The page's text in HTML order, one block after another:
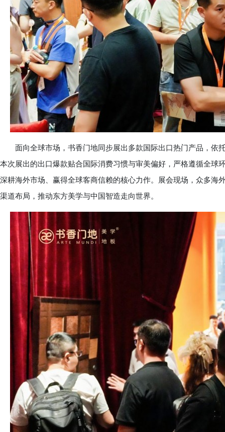
面向全球市场，书香门地同步展出多款国际出口热门产品，依
本次展出的出口爆款贴合国际消费习惯与审美偏好，严格遵循全球
深耕海外市场、赢得全球客商信赖的核心力作。展会现场，众多海
渠道布局，推动东方美学与中国智造走向世界。